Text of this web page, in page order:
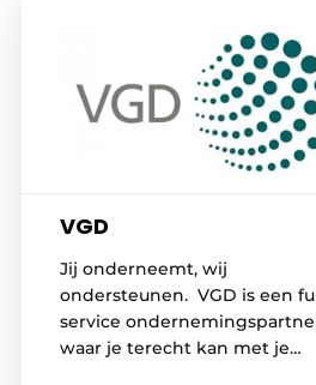
VGD
Jij onderneemt, wij
ondersteunen. VGD is een
service
waar je terecht kan met je